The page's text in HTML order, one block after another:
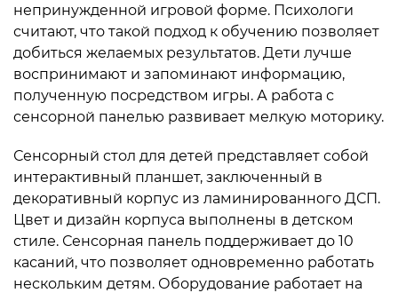
непринужденной игровой форме. Психологи
считают, что такой подход к обучению позволяет
добиться желаемых результатов. Дети лучше
воспринимают и запоминают информацию,
полученную посредством игры. А работа с
сенсорной панелью развивает мелкую моторику.
Сенсорный стол для детей представляет собой
интерактивный планшет, заключенный в
декоративный корпус из ламинированного ДСП.
Цвет и дизайн корпуса выполнены в детском
стиле. Сенсорная панель поддерживает до 10
касаний, что позволяет одновременно работать
нескольким детям. Оборудование работает на